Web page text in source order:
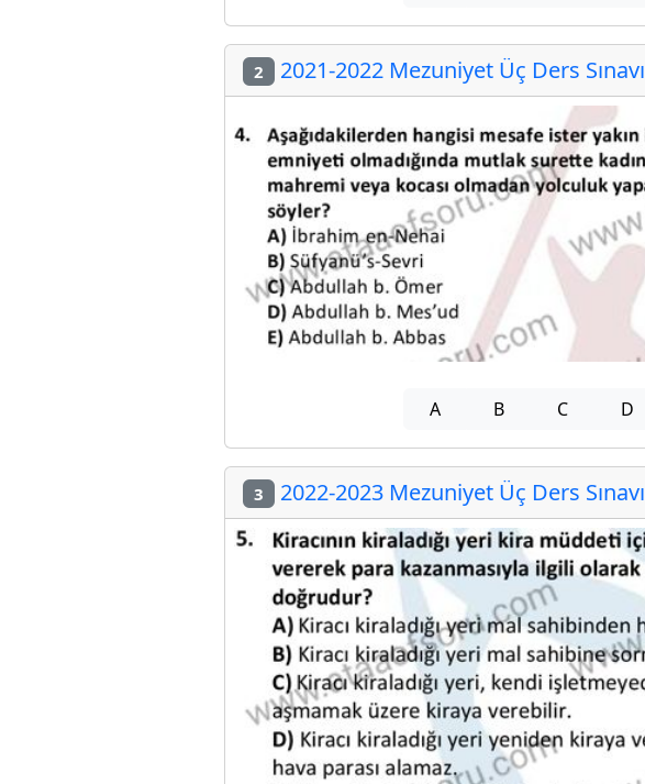
2 2021-2022 Mezuniyet Üç Ders Sınavı
A B C D
3 2022-2023 Mezuniyet Üç Ders Sınavı